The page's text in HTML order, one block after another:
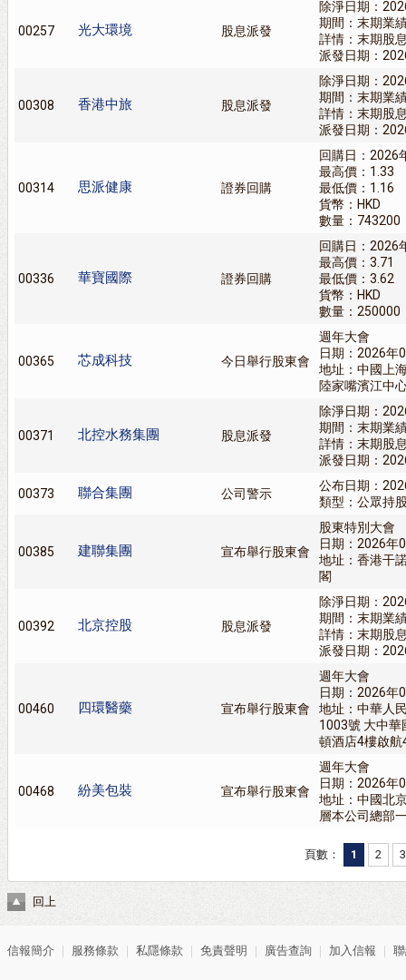
00257 光大環境 股息派發
除淨日期：
期間：末期業
詳情：末期股
派發日期：
00308 香港中旅 股息派發
除淨日期：
期間：末期業
詳情：末期股
派發日期：
00314 思派健康 證券回購
回購日：2026
最高價：1.33
最低價：1.16
貨幣：HKD
數量：743200
00336 華寶國際 證券回購
回購日：2026
最高價：3.71
最低價：3.62
貨幣：HKD
數量：250000
00365 芯成科技 今日舉行股東會
週年大會
日期：2026年
地址：中國上
陸家嘴濱江中
00371 北控水務集團 股息派發
除淨日期：
期間：末期業
詳情：末期股
派發日期：
00373 聯合集團 公司警示
公布日期：
類型：公眾持
00385 建聯集團 宣布舉行股東會
股東特別大會
日期：2026年
地址：香港干
閣
00392 北京控股 股息派發
除淨日期：
期間：末期業
詳情：末期股
派發日期：
00460 四環醫藥 宣布舉行股東會
週年大會
日期：2026年
地址：中華人
1003號 大中
頓酒店4樓啟航
00468 紛美包裝 宣布舉行股東會
週年大會
日期：2026年
地址：中國北
層本公司總部
頁數： 1 2 3
回上
信報簡介 服務條款 私隱條款 免責聲明 廣告查詢 加入信報